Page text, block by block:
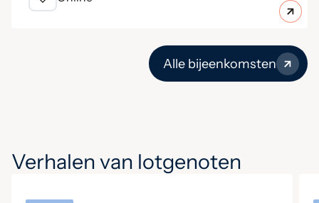
Alle bijeenkomsten
Verhalen van lotgenoten